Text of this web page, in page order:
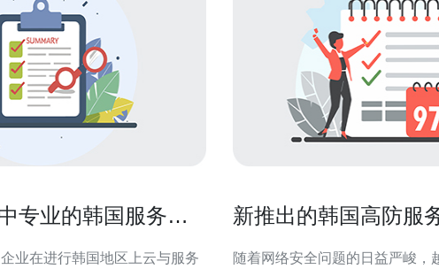
专业的韩国服务器
业在进行韩国地区上云与服务
新推出的韩国高防服
随着网络安全问题的日益严峻，